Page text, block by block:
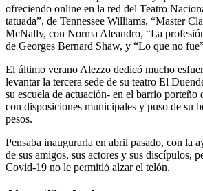
ofreciendo online en la red del Teatro
tatuada”, de Tennessee Williams, “Master
McNally, con Norma Aleandro, “La
de Georges Bernard Shaw, y “Lo que no
El último verano Alezzo dedicó mucho
levantar la tercera sede de su teatro El
su escuela de actuación- en el barrio
con disposiciones municipales y puso de su
pesos.
Pensaba inaugurarla en abril pasado, con la
de sus amigos, sus actores y sus discípulos,
Covid-19 no le permitió alzar el telón.